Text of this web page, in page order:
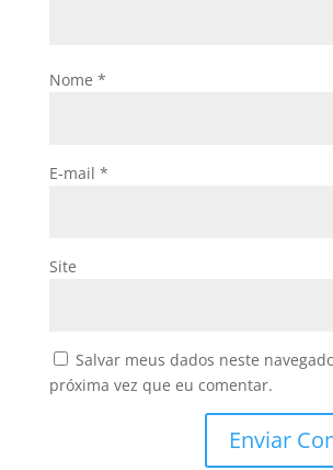
Nome *
E-mail *
Site
Salvar meus dados neste
próxima vez que eu comentar.